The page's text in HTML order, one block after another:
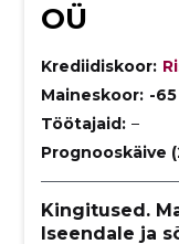
OÜ
Krediidiskoor:
Maineskoor: -65
Töötajaid: –
Prognooskäive
Kingitused.
Iseendale ja